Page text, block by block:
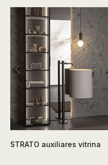
STRATO auxiliares vitrina